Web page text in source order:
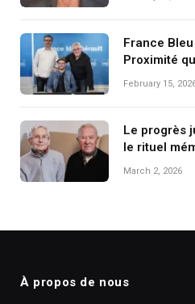
France
Proximité
de l’Hérault
February 15,
Le progrès
le rituel
cœur du Jura
March 2, 2026
À propos de nous